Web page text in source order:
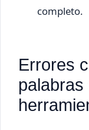
completo.
Errores
palabras